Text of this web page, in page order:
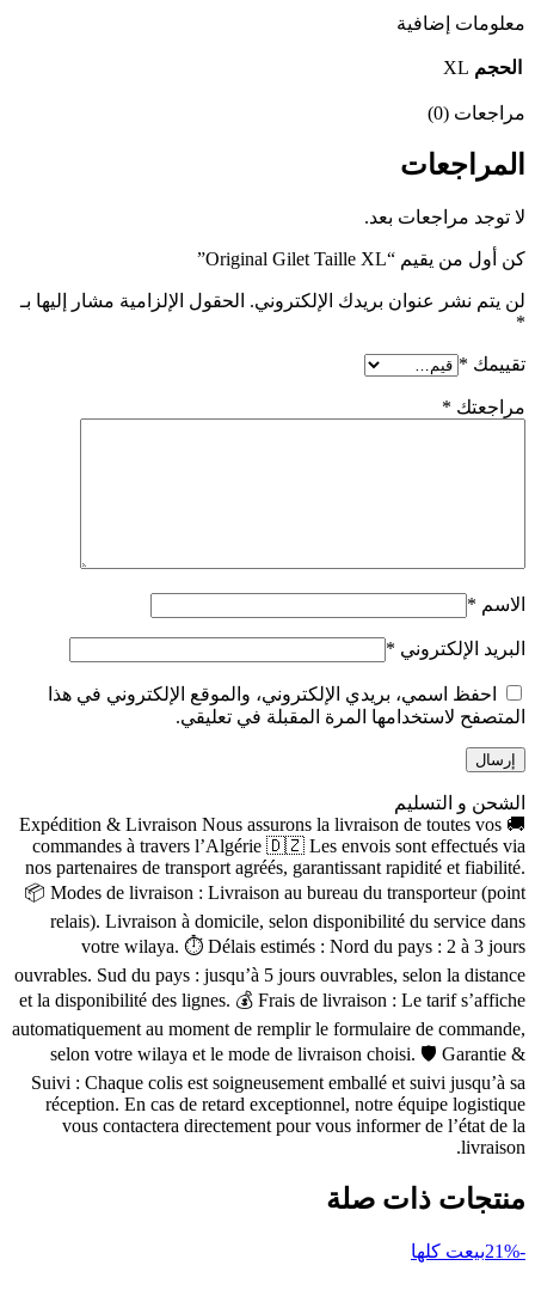
معلومات إضافية
الحجم XL
مراجعات (0)
المراجعات
لا توجد مراجعات بعد.
كن أول من يقيم “Original Gilet Taille XL”
لن يتم نشر عنوان بريدك الإلكتروني. الحقول الإلزامية مشار إليها بـ
*
تقييمك *
مراجعتك *
الاسم *
البريد الإلكتروني *
احفظ اسمي، بريدي الإلكتروني، والموقع الإلكتروني في هذا
المتصفح لاستخدامها المرة المقبلة في تعليقي.
الشحن و التسليم
🚚 Expédition & Livraison Nous assurons la livraison de toutes vos
commandes à travers l’Algérie 🇩🇿 Les envois sont effectués via
nos partenaires de transport agréés, garantissant rapidité et fiabilité.
📦 Modes de livraison : Livraison au bureau du transporteur (point
relais). Livraison à domicile, selon disponibilité du service dans
votre wilaya. ⏱ Délais estimés : Nord du pays : 2 à 3 jours
ouvrables. Sud du pays : jusqu’à 5 jours ouvrables, selon la distance
et la disponibilité des lignes. 💰 Frais de livraison : Le tarif s’affiche
automatiquement au moment de remplir le formulaire de commande,
selon votre wilaya et le mode de livraison choisi. 🛡 Garantie &
Suivi : Chaque colis est soigneusement emballé et suivi jusqu’à sa
réception. En cas de retard exceptionnel, notre équipe logistique
vous contactera directement pour vous informer de l’état de la
livraison.
منتجات ذات صلة
-21% بيعت كلها